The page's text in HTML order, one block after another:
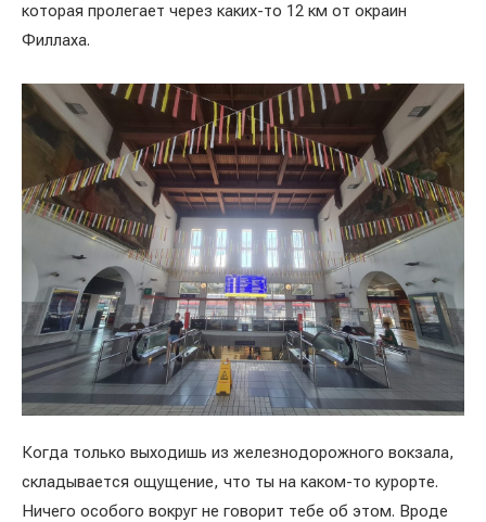
которая пролегает через каких-то 12 км от окраин
Филлаха.
Когда только выходишь из железнодорожного вокзала,
складывается ощущение, что ты на каком-то курорте.
Ничего особого вокруг не говорит тебе об этом. Вроде